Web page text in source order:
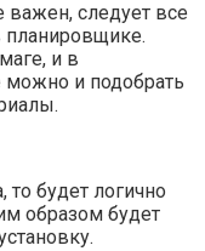
следует все
планировщике.
и в
и подобрать
будет логично
образом будет